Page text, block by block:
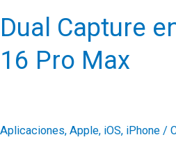
Dual Capture
16 Pro Max
Aplicaciones, Apple, iOS, iPhone /